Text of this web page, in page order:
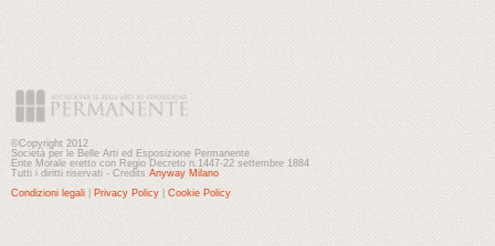
©Copyright 2012
Società per le Belle Arti ed Esposizione Permanente
Ente Morale eretto con Regio Decreto n.1447-22 settembre 1884
Tutti i diritti riservati - Credits Anyway Milano
Condizioni legali
Privacy Policy Cookie Policy